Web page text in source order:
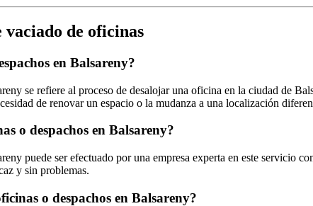
vaciado de oficinas
en Balsareny?
se refiere al proceso de desalojar una oficina en la ciudad de
de renovar un espacio o la mudanza a una localización
o despachos en Balsareny?
puede ser efectuado por una empresa experta en este servicio
y sin problemas.
o despachos en Balsareny?